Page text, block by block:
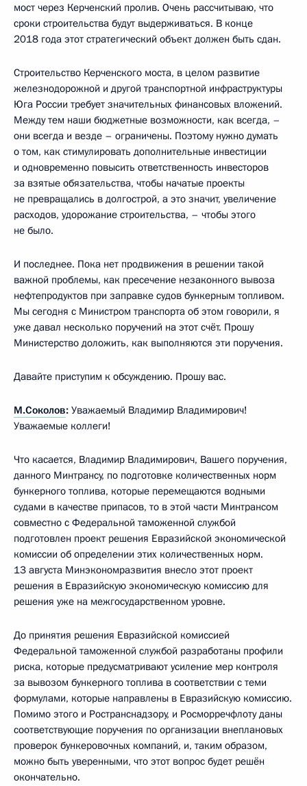
мост через Керченский пролив. Очень рассчитываю, что
сроки строительства будут выдерживаться. В конце
2018 года этот стратегический объект должен быть сдан.
Строительство Керченского моста, в целом развитие
железнодорожной и другой транспортной инфраструктуры
Юга России требует значительных финансовых вложений.
Между тем наши бюджетные возможности, как всегда, –
они всегда и везде – ограничены. Поэтому нужно думать
о том, как стимулировать дополнительные инвестиции
и одновременно повысить ответственность инвесторов
за взятые обязательства, чтобы начатые проекты
не превращались в долгострой, а это значит, увеличение
расходов, удорожание строительства, – чтобы этого
не было.
И последнее. Пока нет продвижения в решении такой
важной проблемы, как пресечение незаконного вывоза
нефтепродуктов при заправке судов бункерным топливом.
Мы сегодня с Министром транспорта об этом говорили, я
уже давал несколько поручений на этот счёт. Прошу
Министерство доложить, как выполняются эти поручения.
Давайте приступим к обсуждению. Прошу вас.
М.Соколов: Уважаемый Владимир Владимирович!
Уважаемые коллеги!
Что касается, Владимир Владимирович, Вашего поручения,
данного Минтрансу, по подготовке количественных норм
бункерного топлива, которые перемещаются водными
судами в качестве припасов, то в этой части Минтрансом
совместно с Федеральной таможенной службой
подготовлен проект решения Евразийской экономической
комиссии об определении этих количественных норм.
13 августа Минэкономразвития внесло этот проект
решения в Евразийскую экономическую комиссию для
решения уже на межгосударственном уровне.
До принятия решения Евразийской комиссией
Федеральной таможенной службой разработаны профили
риска, которые предусматривают усиление мер контроля
за вывозом бункерного топлива в соответствии с теми
формулами, которые направлены в Евразийскую комиссию.
Помимо этого и Ространснадзору, и Росморречфлоту даны
соответствующие поручения по организации внеплановых
проверок бункеровочных компаний, и, таким образом,
можно быть уверенными, что этот вопрос будет решён
окончательно.